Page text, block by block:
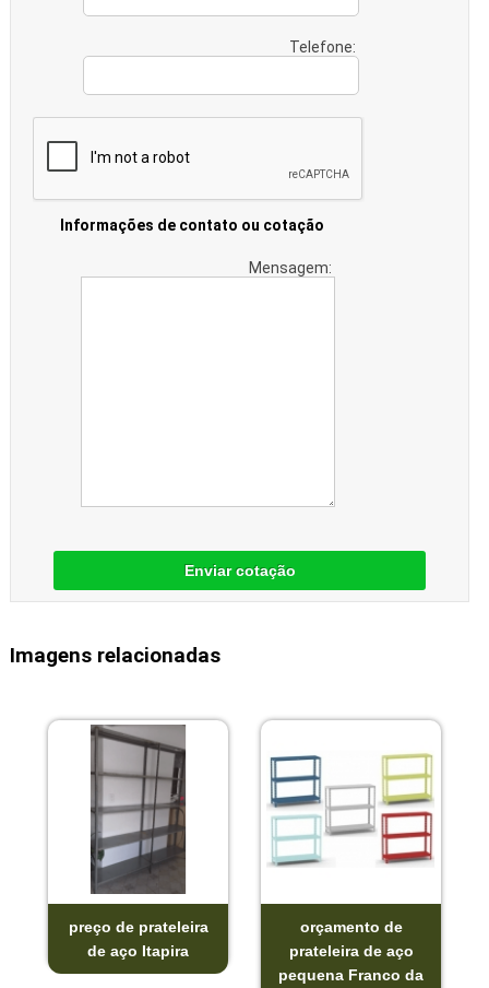
Telefone:
Informações de contato ou cotação
Mensagem:
Enviar cotação
Imagens relacionadas
preço de prateleira
de aço Itapira
orçamento de
prateleira de aço
pequena Franco da